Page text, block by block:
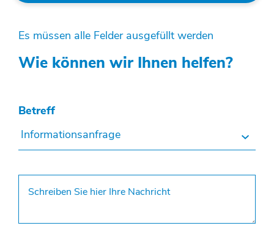
Es müssen alle Felder ausgefüllt werden
Wie können wir Ihnen helfen?
Betreff
Informationsanfrage